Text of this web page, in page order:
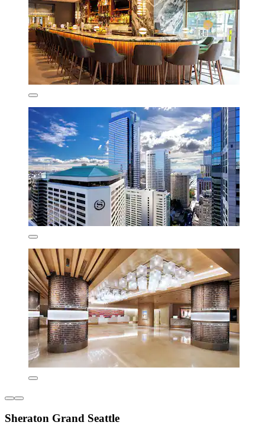
Sheraton Grand Seattle